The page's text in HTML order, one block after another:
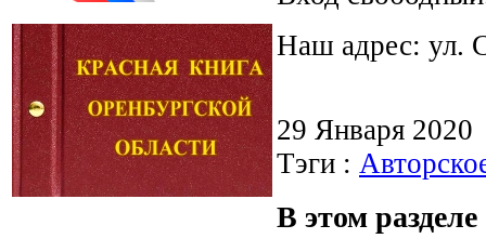
Наш адрес: ул.
29 Января
Тэги :
В этом разделе